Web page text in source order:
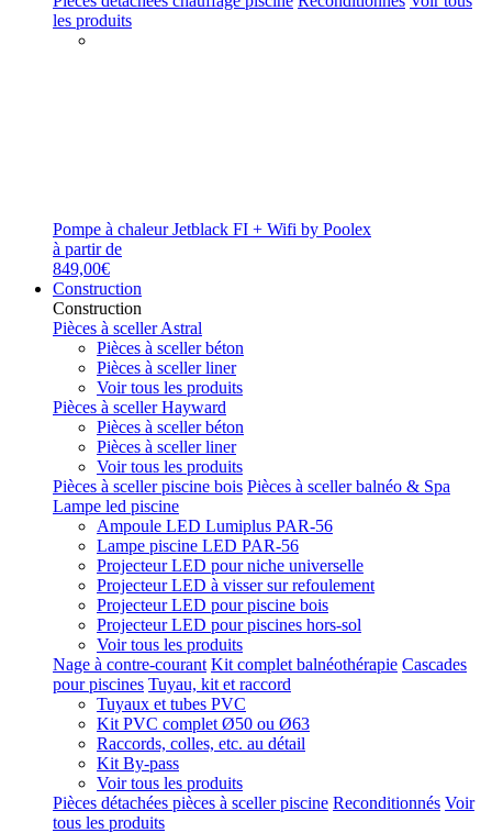
les produits
Pompe à chaleur Jetblack FI + Wifi by Poolex
à partir de
849,00€
Construction
Construction
Pièces à sceller Astral
Pièces à sceller béton
Pièces à sceller liner
Voir tous les produits
Pièces à sceller Hayward
Pièces à sceller béton
Pièces à sceller liner
Voir tous les produits
Pièces à sceller piscine bois Pièces à sceller balnéo & Spa
Lampe led piscine
Ampoule LED Lumiplus PAR-56
Lampe piscine LED PAR-56
Projecteur LED pour niche universelle
Projecteur LED à visser sur refoulement
Projecteur LED pour piscine bois
Projecteur LED pour piscines hors-sol
Voir tous les produits
Nage à contre-courant Kit complet balnéothérapie Cascades
pour piscines Tuyau, kit et raccord
Tuyaux et tubes PVC
Kit PVC complet Ø50 ou Ø63
Raccords, colles, etc. au détail
Kit By-pass
Voir tous les produits
Pièces détachées pièces à sceller piscine Reconditionnés Voir
tous les produits